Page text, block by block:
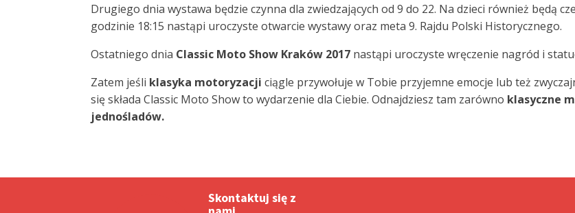
Drugiego dnia wystawa będzie czynna dla zwiedzających od 9 do 22. Na dzieci również będą
godzinie 18:15 nastąpi uroczyste otwarcie wystawy oraz meta 9. Rajdu Polski Historycznego.
Ostatniego dnia Classic Moto Show Kraków 2017 nastąpi uroczyste wręczenie nagród i
Zatem jeśli klasyka motoryzacji ciągle przywołuje w Tobie przyjemne emocje lub też
się składa Classic Moto Show to wydarzenie dla Ciebie. Odnajdziesz tam zarówno klasyczne
jednośladów.
Skontaktuj się z